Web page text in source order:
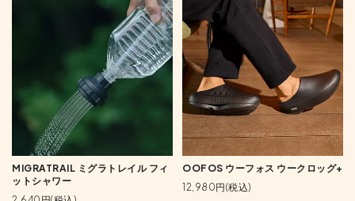
MIGRATRAIL ミグラトレイル フィ
ットシャワー
OOFOS ウーフォス ウークロッグ+
12,980円(税込)